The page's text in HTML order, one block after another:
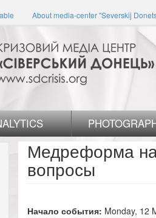
About media-center "Severskij
Медреформа
вопросы
Начало события: Monday, 12